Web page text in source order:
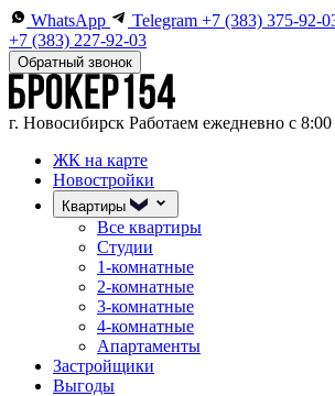
WhatsApp Telegram +7 (383) 375-92-
+7 (383) 227-92-03
Обратный звонок
г. Новосибирск Работаем ежедневно с
ЖК на карте
Новостройки
Квартиры
Все квартиры
Студии
1-комнатные
2-комнатные
3-комнатные
4-комнатные
Апартаменты
Застройщики
Выгоды